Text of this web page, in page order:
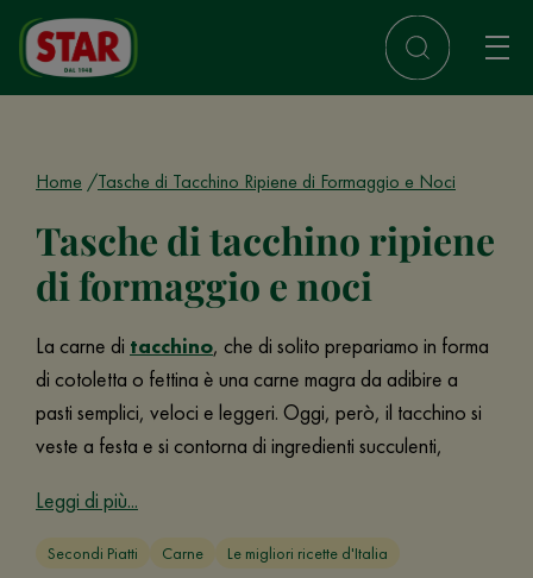
Home Tasche di Tacchino Ripiene di Formaggio e Noci
Tasche di tacchino ripiene
di formaggio e noci
La carne di tacchino, che di solito prepariamo in forma
di cotoletta o fettina è una carne magra da adibire a
pasti semplici, veloci e leggeri. Oggi, però, il tacchino si
veste a festa e si contorna di ingredienti succulenti,
Leggi di più...
Secondi Piatti Carne Le migliori ricette d'Italia